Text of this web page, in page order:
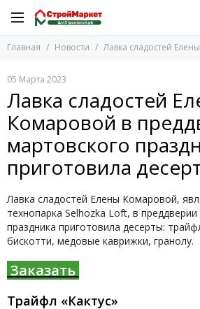
Главная Новости Лавка сладостей
05 Марта 2023
Лавка сладостей
Комаровой в
мартовского
приготовила
Лавка сладостей Елены Комаровой,
технопарка Selhozka Loft, в
праздника приготовила десерты:
бискотти, медовые каврижки, гранолу.
Заказать
Трайфл «Кактус»